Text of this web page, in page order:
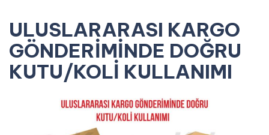
ULUSLARARASI KARGO
GÖNDERİMİNDE DOĞRU
KUTU/KOLİ KULLANIMI